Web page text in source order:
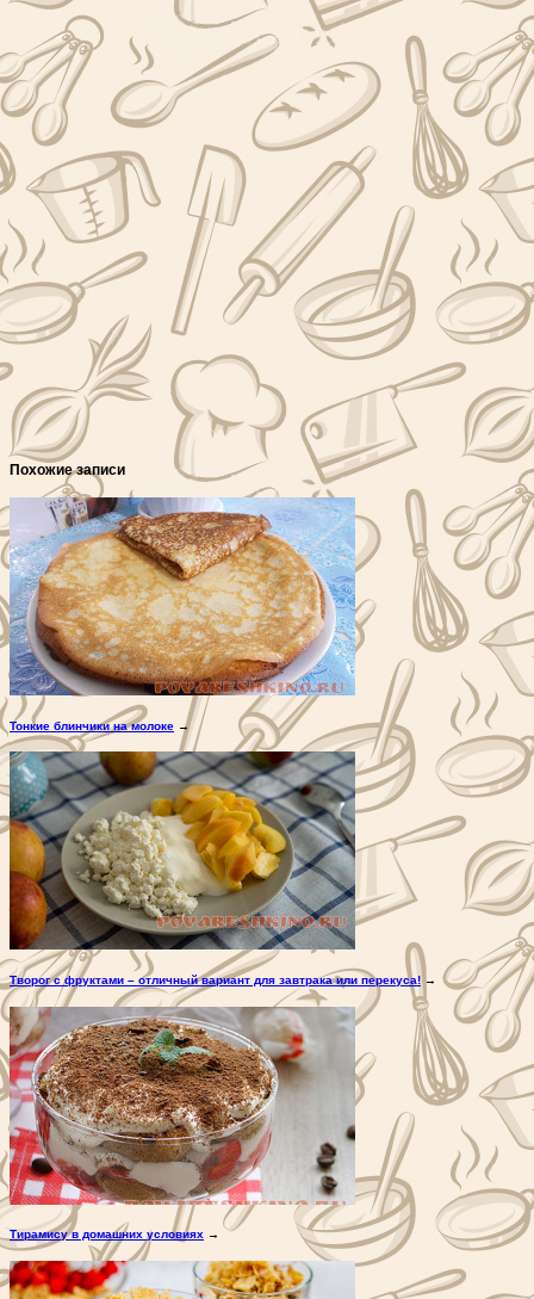
Похожие записи
Тонкие блинчики на молоке →
Творог с фруктами – отличный вариант для завтрака или перекуса! →
Тирамису в домашних условиях →